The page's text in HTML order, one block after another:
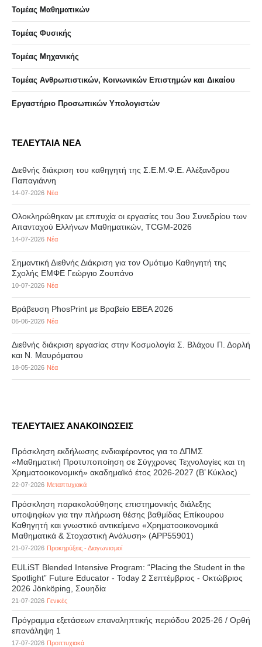
Τομέας Μαθηματικών
Τομέας Φυσικής
Τομέας Μηχανικής
Τομέας Ανθρωπιστικών, Κοινωνικών Επιστημών και Δικαίου
Eργαστήριo Προσωπικών Υπολογιστών
ΤΕΛΕΥΤΑΙΑ ΝΕΑ
Διεθνής διάκριση του καθηγητή της Σ.Ε.Μ.Φ.Ε. Αλέξανδρου
Παπαγιάννη
14-07-2026 Νέα
Ολοκληρώθηκαν με επιτυχία οι εργασίες του 3ου Συνεδρίου των
Απανταχού Ελλήνων Μαθηματικών, TCGM-2026
14-07-2026 Νέα
Σημαντική Διεθνής Διάκριση για τον Ομότιμο Καθηγητή της
Σχολής ΕΜΦΕ Γεώργιο Ζουπάνο
10-07-2026 Νέα
Βράβευση PhosPrint με Βραβείο ΕΒΕΑ 2026
06-06-2026 Νέα
Διεθνής διάκριση εργασίας στην Κοσμολογία Σ. Βλάχου Π. Δορλή
και Ν. Μαυρόματου
18-05-2026 Νέα
ΤΕΛΕΥΤΑΙΕΣ ΑΝΑΚΟΙΝΩΣΕΙΣ
Πρόσκληση εκδήλωσης ενδιαφέροντος για το ΔΠΜΣ
«Μαθηματική Προτυποποίηση σε Σύγχρονες Τεχνολογίες και τη
Χρηματοοικονομική» ακαδημαϊκό έτος 2026-2027 (B’ Kύκλος)
22-07-2026 Μεταπτυχιακά
Πρόσκληση παρακολούθησης επιστημονικής διάλεξης
υποψηφίων για την πλήρωση θέσης βαθμίδας Επίκουρου
Καθηγητή και γνωστικό αντικείμενο «Χρηματοοικονομικά
Μαθηματικά & Στοχαστική Ανάλυση» (APP55901)
21-07-2026 Προκηρύξεις - Διαγωνισμοί
EULiST Blended Intensive Program: “Placing the Student in the
Spotlight” Future Educator - Today 2 Σεπτέμβριος - Οκτώβριος
2026 Jönköping, Σουηδία
21-07-2026 Γενικές
Πρόγραμμα εξετάσεων επαναληπτικής περιόδου 2025-26 / Ορθή
επανάληψη 1
17-07-2026 Προπτυχιακά